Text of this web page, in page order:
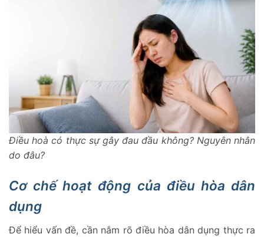
Giải pháp xử lý tình trạng ngồi điều hoà bị đau đầu,
Giải pháp tạm thời — thông gió thủ công
Giải pháp lâu dài — máy cấp khí tươi
Máy cấp khí tươi khác gì điều hòa và máy lọc không
So sánh ba thiết bị theo chức năng
6.2. Khi nào nên lắp máy cấp khí tươi
Điều hoà có thực sự gây đau đầu không? Nguyên nhân
do đâu?
Cơ chế hoạt động của điều hòa dân
dụng
Để hiểu vấn đề, cần nắm rõ điều hòa dân dụng thực ra